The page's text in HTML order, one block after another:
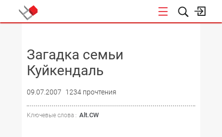
Загадка семьи
Куйкендаль
09.07.2007 1234 прочтения
Ключевые слова : Alt.CW